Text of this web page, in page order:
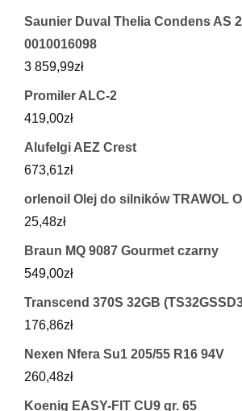
Saunier Duval Thelia Condens AS
0010016098
3 859,99zł
Promiler ALC-2
419,00zł
Alufelgi AEZ Crest
673,61zł
orlenoil Olej do silników TRAWOL
25,48zł
Braun MQ 9087 Gourmet czarny
549,00zł
Transcend 370S 32GB
176,86zł
Nexen Nfera Su1 205/55 R16 94V
260,48zł
Koenig EASY-FIT CU9 gr. 65